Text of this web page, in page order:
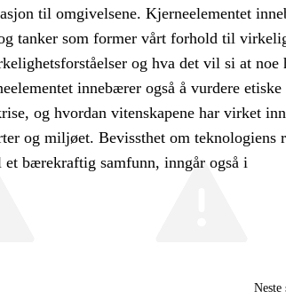
til omgivelsene. Kjerneelementet
tanker som former vårt forhold til
og hva det vil si at noe
innebærer også å vurdere
og hvordan vitenskapene har virket
og miljøet. Bevissthet om teknologiens
bærekraftig samfunn, inngår også i
Neste